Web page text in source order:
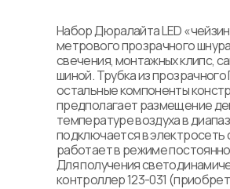
Набор Дюралайта LED
метрового прозрачного
свечения, монтажных клипс,
шиной. Трубка из
остальные компоненты
предполагает размещение
температуре воздуха в
подключается в электросеть
работает в режиме
Для получения
контроллер 123-031